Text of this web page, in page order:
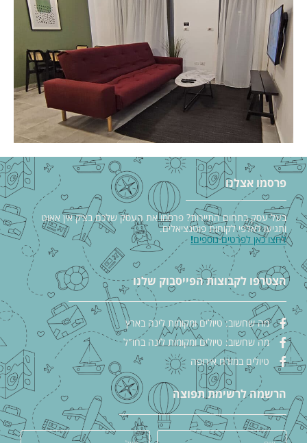
פרסמו אצלנו
בעל עסק בתחום התיירות? פרסמו את העסק שלכם בצ׳ק אין אאוט
ותגיעו לאלפי לקוחות פוטנציאלים.
לחצו כאן לפרטים נוספים!
הצטרפו לקבוצות הפייסבוק שלנו
מה שחשוב: טיולים ומקומות לינה בארץ
מה שחשוב: טיולים ומקומות לינה בחו"ל
טיולים במזרח אירופה
הרשמה לרשימת תפוצה